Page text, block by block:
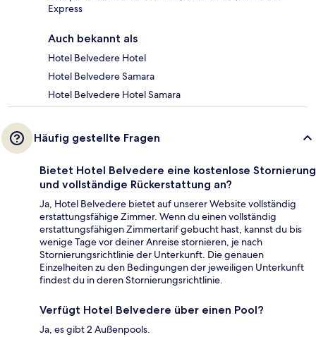
Express
Auch bekannt als
Hotel Belvedere Hotel
Hotel Belvedere Samara
Hotel Belvedere Hotel Samara
Häufig gestellte Fragen
Bietet Hotel Belvedere eine kostenlose Stornierung
und vollständige Rückerstattung an?
Ja, Hotel Belvedere bietet auf unserer Website vollständig
erstattungsfähige Zimmer. Wenn du einen vollständig
erstattungsfähigen Zimmertarif gebucht hast, kannst du bis
wenige Tage vor deiner Anreise stornieren, je nach
Stornierungsrichtlinie der Unterkunft. Die genauen
Einzelheiten zu den Bedingungen der jeweiligen Unterkunft
findest du in deren Stornierungsrichtlinie.
Verfügt Hotel Belvedere über einen Pool?
Ja, es gibt 2 Außenpools.